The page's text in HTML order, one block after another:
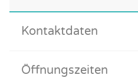
Kontaktdaten
Öffnungszeiten